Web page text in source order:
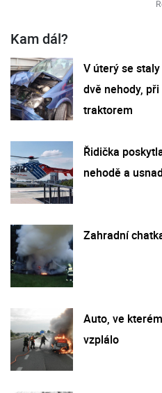
Kam dál?
V úterý se
dvě nehody,
traktorem
Řidička
nehodě a
Zahradní
Auto, ve
vzplálo